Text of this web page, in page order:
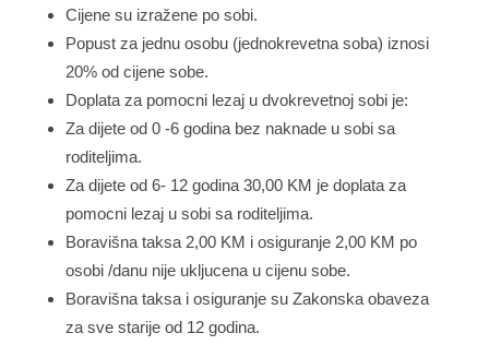
Cijene su izražene po sobi.
Popust za jednu osobu (jednokrevetna soba) iznosi
20% od cijene sobe.
Doplata za pomocni lezaj u dvokrevetnoj sobi je:
Za dijete od 0 -6 godina bez naknade u sobi sa
roditeljima.
Za dijete od 6- 12 godina 30,00 KM je doplata za
pomocni lezaj u sobi sa roditeljima.
Boravišna taksa 2,00 KM i osiguranje 2,00 KM po
osobi /danu nije ukljucena u cijenu sobe.
Boravišna taksa i osiguranje su Zakonska obaveza
za sve starije od 12 godina.